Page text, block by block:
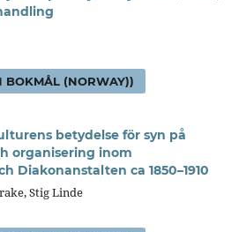
BOKMÅL (NORWAY))
betydelse för syn på
organisering inom
Diakonanstalten ca 1850–1910
Stig Linde